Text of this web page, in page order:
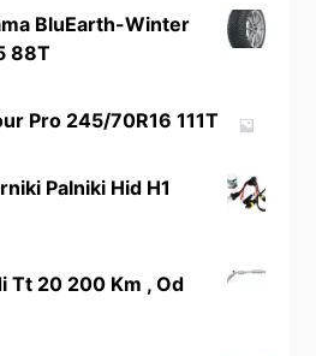
BluEarth-Winter
88T
Pro 245/70R16 111T
Palniki Hid H1
Tt 20 200 Km , Od